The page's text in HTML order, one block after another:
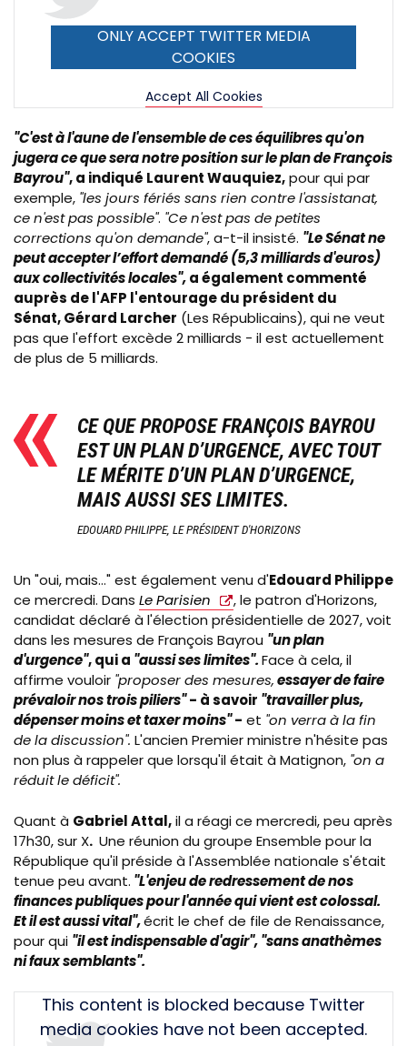
ONLY ACCEPT TWITTER MEDIA
COOKIES
Accept All Cookies
"C'est à l'aune de l'ensemble de ces équilibres qu'on
jugera ce que sera notre position sur le plan de François
Bayrou", a indiqué Laurent Wauquiez,pour qui par
exemple, "les jours fériés sans rien contre l'assistanat,
ce n'est pas possible". "Ce n'est pas de petites
corrections qu'on demande", a-t-il insisté. "Le Sénat ne
peut accepter l’effort demandé (5,3 milliards d'euros)
aux collectivités locales",a également commenté
auprès de l'AFP l'entourage du président du
Sénat, Gérard Larcher (Les Républicains), qui ne veut
pas que l'effort excède 2 milliards - il est actuellement
de plus de 5 milliards.
CE QUE PROPOSE FRANÇOIS BAYROU
EST UN PLAN D’URGENCE, AVEC TOUT
LE MÉRITE D’UN PLAN D’URGENCE,
MAIS AUSSI SES LIMITES.
EDOUARD PHILIPPE, LE PRÉSIDENT D'HORIZONS
Un "oui, mais…" est également venu d'Edouard Philippe
ce mercredi. Dans Le Parisien
, le patron d'Horizons,
candidat déclaré à l'élection présidentielle de 2027, voit
dans les mesures de François Bayrou "un plan
d'urgence", qui a "aussi ses limites".Face à cela, il
affirme vouloir "proposer des mesures,essayer de faire
prévaloir nos trois piliers"- à savoir "travailler plus,
dépenser moins et taxer moins"- et "on verra à la fin
de la discussion". L'ancien Premier ministre n'hésite pas
non plus à rappeler que lorsqu'il était à Matignon, "on a
réduit le déficit".
Quant à Gabriel Attal,il a réagi ce mercredi, peu après
17h30, sur X. Une réunion du groupe Ensemble pour la
République qu'il préside à l'Assemblée nationale s'était
tenue peu avant. "L'enjeu de redressement de nos
finances publiques pour l'année qui vient est colossal.
Et il est aussi vital",écrit le chef de file de Renaissance,
pour qui "il est indispensable d'agir","sans anathèmes
ni faux semblants".
TweetThis content is blocked because Twitter
media cookies have not been accepted.